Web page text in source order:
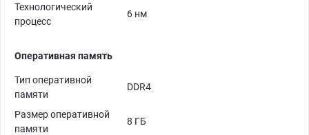
Технологический
процесс
6 нм
Оперативная память
Тип оперативной
памяти
DDR4
Размер оперативной
памяти
8 ГБ